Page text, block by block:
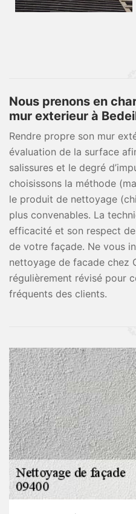
Nous prenons en
mur exterieur à
Rendre propre son mur
évaluation de la surface
salissures et le degré
choisissons la méthode
le produit de nettoyage
plus convenables. La
efficacité et son respect
de votre façade. Ne vous
nettoyage de facade chez
régulièrement révisé pour
fréquents des clients.